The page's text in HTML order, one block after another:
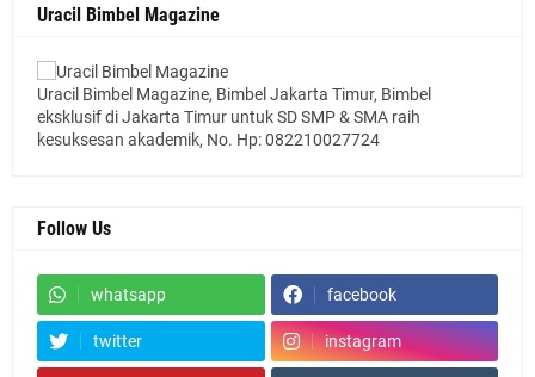
Uracil Bimbel Magazine
Uracil Bimbel Magazine, Bimbel Jakarta Timur, Bimbel
eksklusif di Jakarta Timur untuk SD SMP & SMA raih
kesuksesan akademik, No. Hp: 082210027724
Follow Us
whatsapp facebook
twitter instagram